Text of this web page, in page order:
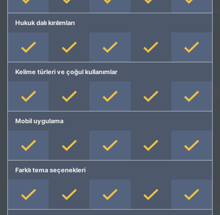
Hukuk dalı kırılımları
Kelime türleri ve çoğul kullanımlar
Mobil uygulama
Farklı tema seçenekleri